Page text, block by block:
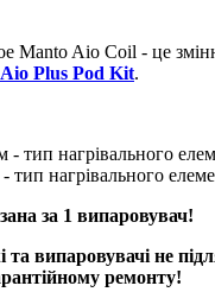
Manto Aio Coil - це
Plus Pod Kit.
тип нагрівального
нагрівального
за 1 випаровувач!
випаровувачі не
ремонту!